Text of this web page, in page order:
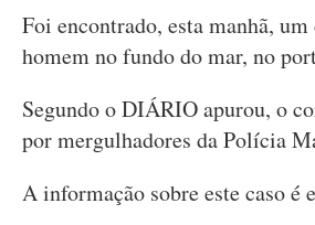
Foi encontrado, esta manhã,
homem no fundo do mar, no
Segundo o DIÁRIO apurou, o
por mergulhadores da Polícia
A informação sobre este caso é